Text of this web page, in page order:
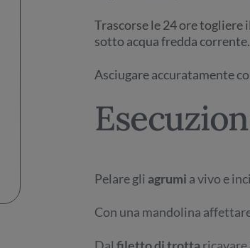
Trascorse le 24 ore togliere
sotto acqua fredda corrente.
Asciugare accuratamente
Pelare gli agrumi a vivo e
Con una mandolina